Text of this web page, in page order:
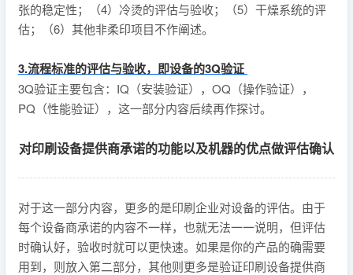
张的稳定性；（4）冷烫的评估与验收；（5）干燥系统的评
估；（6）其他非柔印项目不作阐述。
3.流程标准的评估与验收，即设备的3Q验证
3Q验证主要包含：IQ（安装验证），OQ（操作验证），
PQ（性能验证），这一部分内容后续再作探讨。
对印刷设备提供商承诺的功能以及机器的优点做评估确认
对于这一部分内容，更多的是印刷企业对设备的评估。由于
每个设备商承诺的内容不一样，也就无法一一说明，但评估
时确认好，验收时就可以更快速。如果是你的产品的确需要
用到，则放入第二部分，其他则更多是验证印刷设备提供商